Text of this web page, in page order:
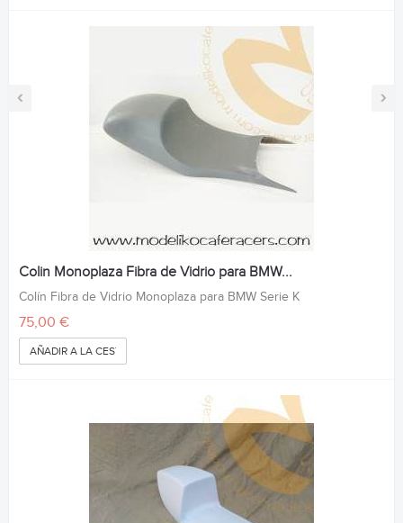
‹ ›
Colin Monoplaza Fibra de Vidrio para BMW...
Colín Fibra de Vidrio Monoplaza para BMW Serie K
75,00 €
AÑADIR A LA CESTA